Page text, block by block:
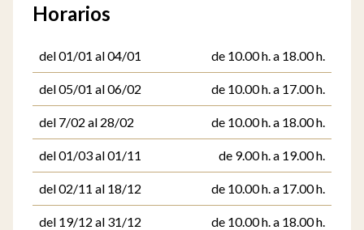
Horarios
del 01/01 al 04/01 de 10.00 h. a 18.00 h.
del 05/01 al 06/02 de 10.00 h. a 17.00 h.
del 7/02 al 28/02 de 10.00 h. a 18.00 h.
del 01/03 al 01/11 de 9.00 h. a 19.00 h.
del 02/11 al 18/12 de 10.00 h. a 17.00 h.
del 19/12 al 31/12 de 10.00 h. a 18.00 h.